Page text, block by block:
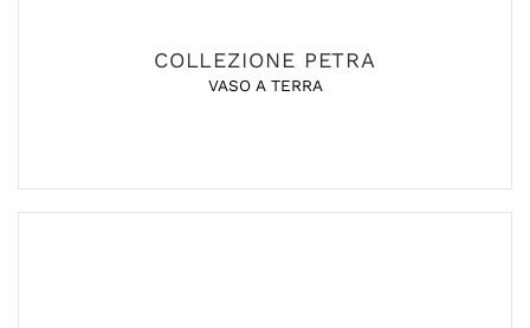
COLLEZIONE PETRA
VASO A TERRA